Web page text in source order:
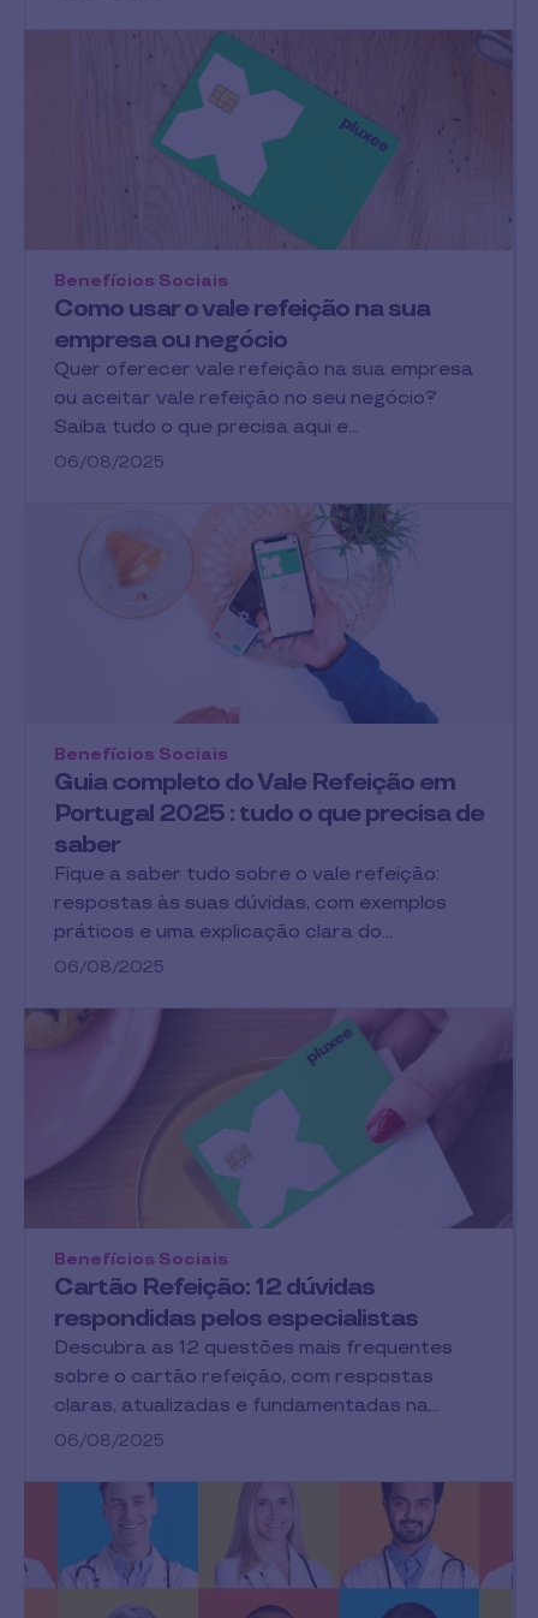
Como usar o vale refeição na sua
empresa ou negócio
Benefícios Sociais
Quer oferecer vale refeição na sua empresa
ou aceitar vale refeição no seu negócio?
Saiba tudo o que precisa aqui e…
06/08/2025
Guia completo do Vale Refeição em
Portugal 2025 : tudo o que precisa de
saber
Benefícios Sociais
Fique a saber tudo sobre o vale refeição:
respostas às suas dúvidas, com exemplos
práticos e uma explicação clara do…
06/08/2025
Cartão Refeição: 12 dúvidas
respondidas pelos especialistas
Benefícios Sociais
Descubra as 12 questões mais frequentes
sobre o cartão refeição, com respostas
claras, atualizadas e fundamentadas na…
06/08/2025